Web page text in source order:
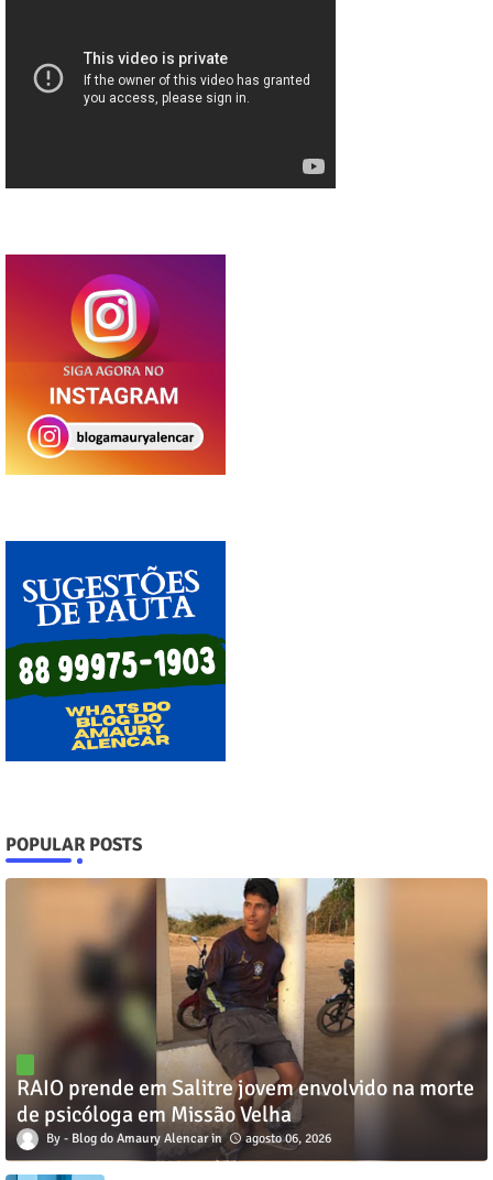
POPULAR POSTS
RAIO prende em Salitre jovem envolvido na morte
de psicóloga em Missão Velha
Blog do Amaury Alencar agosto 06, 2026